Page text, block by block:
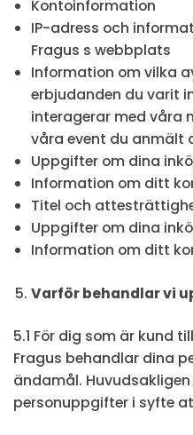
Kontoinformation
IP-adress och
Fragus s webbplats
Information om vilka
erbjudanden du varit
interagerar med våra
våra event du anmält
Uppgifter om dina
Information om ditt
Titel och
Uppgifter om dina
Information om ditt
Varför behandlar vi
5.1 För dig som är kund
Fragus behandlar dina
ändamål.
personuppgifter i syfte